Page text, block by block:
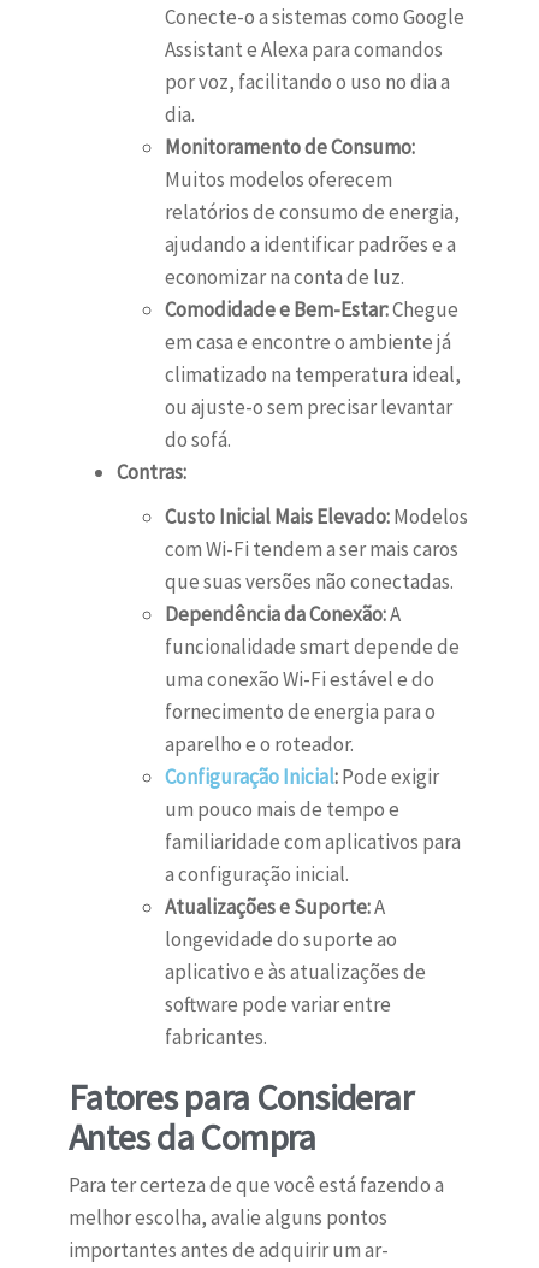
Conecte-o a sistemas como Google
Assistant e Alexa para comandos
por voz, facilitando o uso no dia a
dia.
Monitoramento de Consumo:
Muitos modelos oferecem
relatórios de consumo de energia,
ajudando a identificar padrões e a
economizar na conta de luz.
Comodidade e Bem-Estar:Chegue
em casa e encontre o ambiente já
climatizado na temperatura ideal,
ou ajuste-o sem precisar levantar
do sofá.
Contras:
Custo Inicial Mais Elevado:Modelos
com Wi-Fi tendem a ser mais caros
que suas versões não conectadas.
Dependência da Conexão:A
funcionalidade smart depende de
uma conexão Wi-Fi estável e do
fornecimento de energia para o
aparelho e o roteador.
Configuração Inicial:Pode exigir
um pouco mais de tempo e
familiaridade com aplicativos para
a configuração inicial.
Atualizações e Suporte:A
longevidade do suporte ao
aplicativo e às atualizações de
software pode variar entre
fabricantes.
Fatores para Considerar
Antes da Compra
Para ter certeza de que você está fazendo a
melhor escolha, avalie alguns pontos
importantes antes de adquirir um ar-